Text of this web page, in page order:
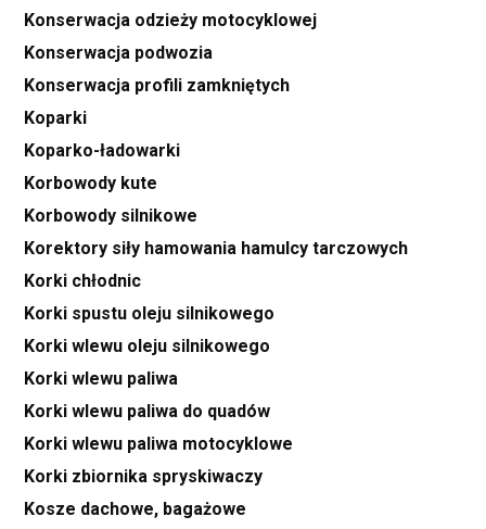
Konserwacja odzieży motocyklowej
Konserwacja podwozia
Konserwacja profili zamkniętych
Koparki
Koparko-ładowarki
Korbowody kute
Korbowody silnikowe
Korektory siły hamowania hamulcy tarczowych
Korki chłodnic
Korki spustu oleju silnikowego
Korki wlewu oleju silnikowego
Korki wlewu paliwa
Korki wlewu paliwa do quadów
Korki wlewu paliwa motocyklowe
Korki zbiornika spryskiwaczy
Kosze dachowe, bagażowe